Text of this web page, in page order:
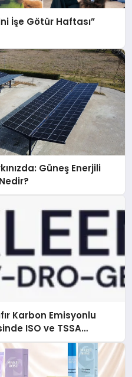
İşe Götür Haftası”
Güneş Enerjili
Karbon Emisyonlu
ISO ve TSSA